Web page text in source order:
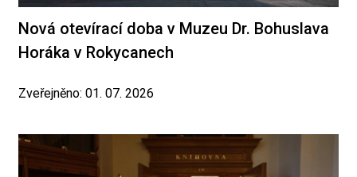
Nová otevírací doba v Muzeu Dr. Bohuslava
Horáka v Rokycanech
Zveřejněno: 01. 07. 2026